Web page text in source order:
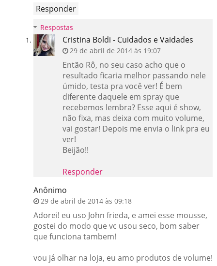
Responder
Respostas
Cristina Boldi - Cuidados e Vaidades
29 de abril de 2014 às 19:07
Então Rô, no seu caso acho que o
resultado ficaria melhor passando nele
úmido, testa pra você ver! É bem
diferente daquele em spray que
recebemos lembra? Esse aqui é show,
não fixa, mas deixa com muito volume,
vai gostar! Depois me envia o link pra eu
ver!
Beijão!!
Responder
Anônimo
29 de abril de 2014 às 09:18
Adorei! eu uso John frieda, e amei esse mousse,
gostei do modo que vc usou seco, bom saber
que funciona tambem!
vou já olhar na loja, eu amo produtos de volume!